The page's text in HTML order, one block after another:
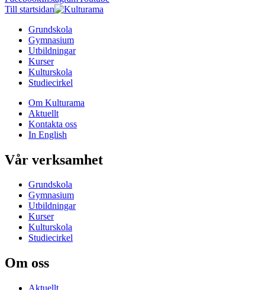
Till startsidan
Grundskola
Gymnasium
Utbildningar
Kurser
Kulturskola
Studiecirkel
Om Kulturama
Aktuellt
Kontakta oss
In English
Vår verksamhet
Grundskola
Gymnasium
Utbildningar
Kurser
Kulturskola
Studiecirkel
Om oss